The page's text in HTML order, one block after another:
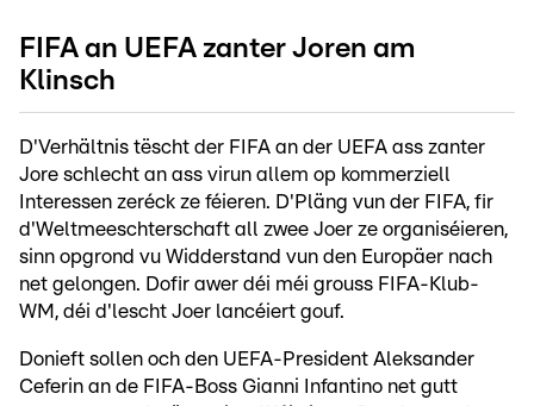
FIFA an UEFA zanter Joren am
Klinsch
D'Verhältnis tëscht der FIFA an der UEFA ass zanter
Jore schlecht an ass virun allem op kommerziell
Interessen zeréck ze féieren. D'Pläng vun der FIFA, fir
d'Weltmeeschterschaft all zwee Joer ze organiséieren,
sinn opgrond vu Widderstand vun den Europäer nach
net gelongen. Dofir awer déi méi grouss FIFA-Klub-
WM, déi d'lescht Joer lancéiert gouf.
Donieft sollen och den UEFA-President Aleksander
Ceferin an de FIFA-Boss Gianni Infantino net gutt